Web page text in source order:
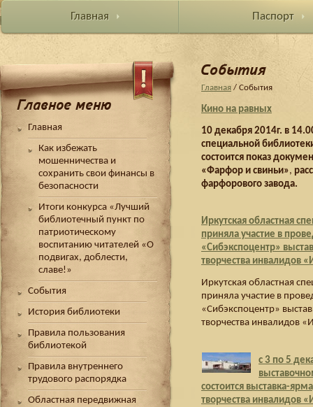
Главная Паспорт
Главное меню
Главная
Как избежать
мошенничества и
сохранить свои финансы в
безопасности
Итоги конкурса «Лучший
библиотечный пункт по
патриотическому
воспитанию читателей «О
подвигах, доблести,
славе!»
События
История библиотеки
Правила пользования
библиотекой
Правила внутреннего
трудового распорядка
Областная передвижная
События
Главная / События
Кино на равных
10 декабря 2014г. в
специальной
состоится показ
«Фарфор и свиньи»,
фарфорового завода.
Иркутская областная
приняла участие в
«Сибэкспоцентр»
творчества инвалидов
Иркутская областная
приняла участие в
«Сибэкспоцентр»
творчества инвалидов
с 3 по 5
состоится выставка-
творчества инвалидов